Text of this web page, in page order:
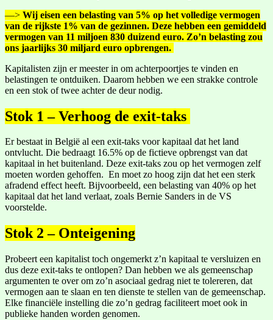
—> Wij eisen een belasting van 5% op het volledige vermogen
van de rijkste 1% van de gezinnen. Deze hebben een gemiddeld
vermogen van 11 miljoen 830 duizend euro. Zo’n belasting zou
ons jaarlijks 30 miljard euro opbrengen.
Kapitalisten zijn er meester in om achterpoortjes te vinden en
belastingen te ontduiken. Daarom hebben we een strakke controle
en een stok of twee achter de deur nodig.
Stok 1 – Verhoog de exit-taks
Er bestaat in België al een exit-taks voor kapitaal dat het land
ontvlucht. Die bedraagt 16.5% op de fictieve opbrengst van dat
kapitaal in het buitenland. Deze exit-taks zou op het vermogen zelf
moeten worden gehoffen. En moet zo hoog zijn dat het een sterk
afradend effect heeft. Bijvoorbeeld, een belasting van 40% op het
kapitaal dat het land verlaat, zoals Bernie Sanders in de VS
voorstelde.
Stok 2 – Onteigening
Probeert een kapitalist toch ongemerkt z’n kapitaal te versluizen en
dus deze exit-taks te ontlopen? Dan hebben we als gemeenschap
argumenten te over om zo’n asociaal gedrag niet te tolereren, dat
vermogen aan te slaan en ten dienste te stellen van de gemeenschap.
Elke financiële instelling die zo’n gedrag faciliteert moet ook in
publieke handen worden genomen.